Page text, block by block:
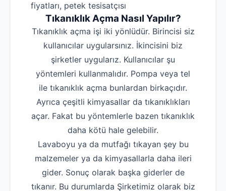
fiyatları, petek tesisatçısı
Tıkanıklık Açma Nasıl Yapılır?
Tıkanıklık açma işi iki yönlüdür. Birincisi siz
kullanıcılar uygularsınız. İkincisini biz
şirketler uygularız. Kullanıcılar şu
yöntemleri kullanmalıdır. Pompa veya tel
ile tıkanıklık açma bunlardan birkaçıdır.
Ayrıca çeşitli kimyasallar da tıkanıklıkları
açar. Fakat bu yöntemlerle bazen tıkanıklık
daha kötü hale gelebilir.
Lavaboyu ya da mutfağı tıkayan şey bu
malzemeler ya da kimyasallarla daha ileri
gider. Sonuç olarak başka giderler de
tıkanır. Bu durumlarda Şirketimiz olarak biz